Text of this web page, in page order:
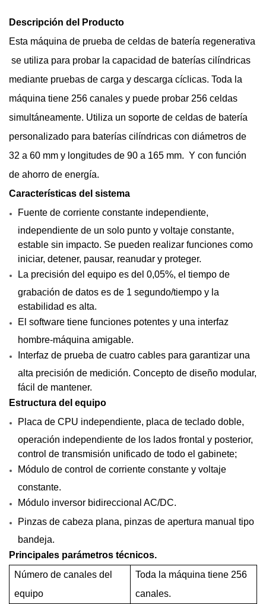
Descripción del Producto
Esta máquina de prueba de celdas de batería regenerativa
se utiliza para probar la capacidad de baterías cilíndricas
mediante pruebas de carga y descarga cíclicas. Toda la
máquina tiene 256 canales y puede probar 256 celdas
simultáneamente. Utiliza un soporte de celdas de batería
personalizado para baterías cilíndricas con diámetros de
32 a 60 mm y longitudes de 90 a 165 mm. Y con función
de ahorro de energía.
Características del sistema
Fuente de corriente constante independiente,
independiente de un solo punto y voltaje constante,
estable sin impacto. Se pueden realizar funciones como
iniciar, detener, pausar, reanudar y proteger.
La precisión del equipo es del 0,05%, el tiempo de
grabación de datos es de 1 segundo/tiempo y la
estabilidad es alta.
El software tiene funciones potentes y una interfaz
hombre-máquina amigable.
Interfaz de prueba de cuatro cables para garantizar una
alta precisión de medición. Concepto de diseño modular,
fácil de mantener.
Estructura del equipo
Placa de CPU independiente, placa de teclado doble,
operación independiente de los lados frontal y posterior,
control de transmisión unificado de todo el gabinete;
Módulo de control de corriente constante y voltaje
constante.
Módulo inversor bidireccional AC/DC.
Pinzas de cabeza plana, pinzas de apertura manual tipo
bandeja.
Principales parámetros técnicos.
Número de canales del
equipo
Toda la máquina tiene 256
canales.